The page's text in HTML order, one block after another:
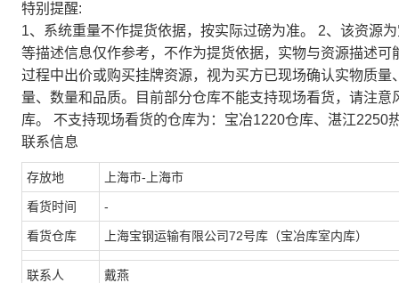
特别提醒:
1、系统重量不作提货依据，按实际过磅为准。 2、该资源
等描述信息仅作参考，不作为提货依据，实物与资源描述
过程中出价或购买挂牌资源，视为买方已现场确认实物质
量、数量和品质。目前部分仓库不能支持现场看货，请注
库。 不支持现场看货的仓库为：宝冶1220仓库、湛江2250
联系信息
存放地 上海市-上海市
看货时间 -
看货仓库 上海宝钢运输有限公司72号库（宝冶库室内库）
联系人 戴燕